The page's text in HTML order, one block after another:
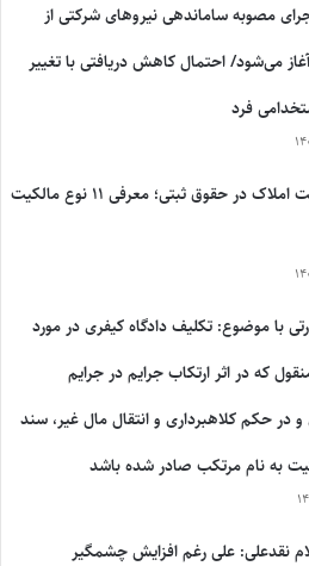
مصوبه ساماندهی نیروهای شرکتی از
می‌شود/ احتمال کاهش دریافتی با تغییر
فرد
انواع مالکیت املاک در حقوق ثبتی؛ معرفی ۱۱ نوع مالکیت
با موضوع: تکلیف دادگاه کیفری در مورد
که در اثر ارتکاب جرایم در جرایم
و در حکم کلاهبرداری و انتقال مال غیر، سند
به نام مرتکب صادر شده باشد
نقدعلی: علی رغم افزایش چشمگیر